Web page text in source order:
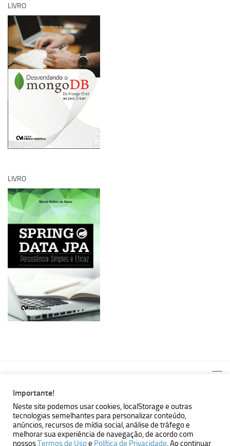
LIVRO
LIVRO
MBallem | Programando com Java © 2026. Todos Direitos
Reservados.
Powered by - Designed with theHueman theme
Importante!
Neste site podemos usar cookies, localStorage e outras
tecnologias semelhantes para personalizar conteúdo,
anúncios, recursos de mídia social, análise de tráfego e
melhorar sua experiência de navegação, de acordo com
nossosTermos de Usoe Política de Privacidade. Ao continuar